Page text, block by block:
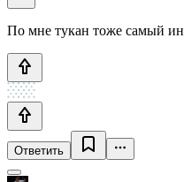
По мне тукан тоже самый
Ответить